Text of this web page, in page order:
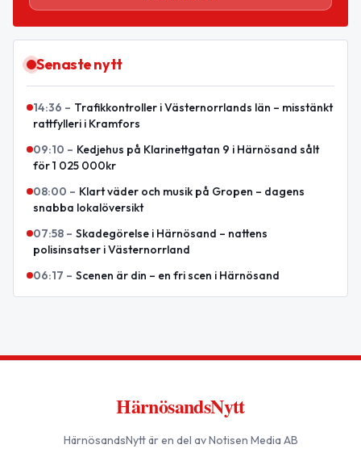
Senaste nytt
14:36 – Trafikkontroller i Västernorrlands län – misstänkt
rattfylleri i Kramfors
09:10 – Kedjehus på Klarinettgatan 9 i Härnösand sålt
för 1 025 000kr
08:00 – Klart väder och musik på Gropen – dagens
snabba lokalöversikt
07:58 – Skadegörelse i Härnösand – nattens
polisinsatser i Västernorrland
06:17 – Scenen är din – en fri scen i Härnösand
HärnösandsNytt
HärnösandsNyttär en del av Notisen Media AB